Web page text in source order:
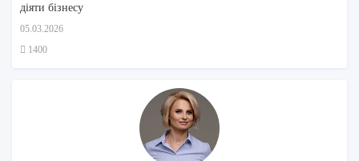
діяти бізнесу
05.03.2026
1400